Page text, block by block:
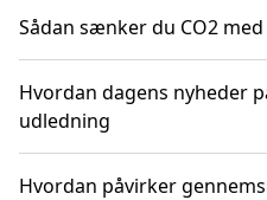
Sådan sænker du CO2
Hvordan dagens nyheder
udledning
Hvordan påvirker